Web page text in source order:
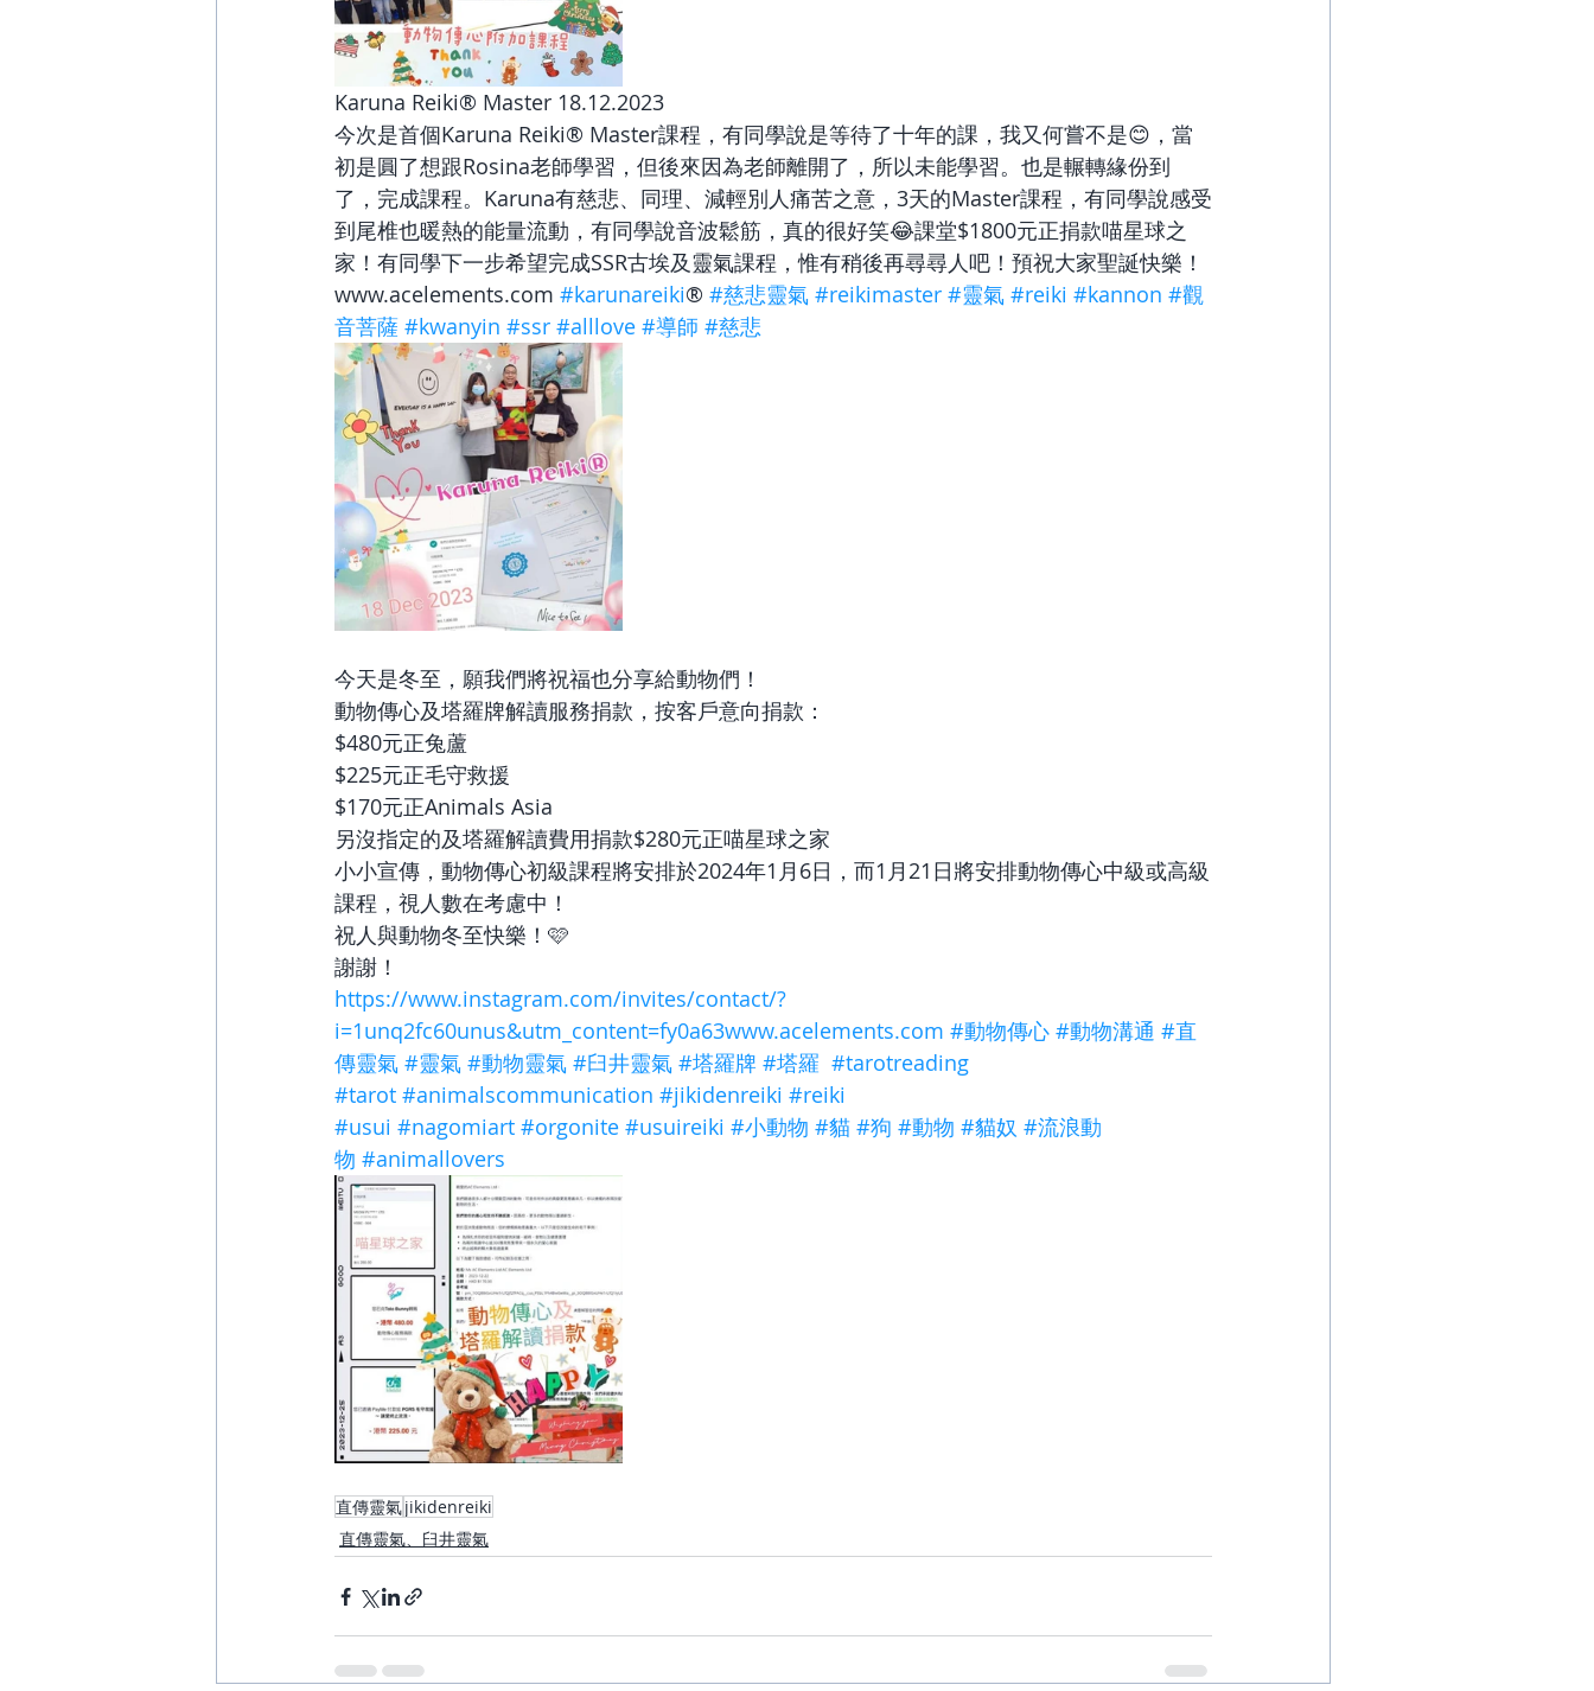
Karuna Reiki® Master 18.12.2023
今次是首個Karuna Reiki® Master課程，有同學說是等待了十年的課，我又何嘗不是😊，當
初是圓了想跟Rosina老師學習，但後來因為老師離開了，所以未能學習。也是輾轉緣份到
了，完成課程。Karuna有慈悲、同理、減輕別人痛苦之意，3天的Master課程，有同學說感受
到尾椎也暖熱的能量流動，有同學說音波鬆筋，真的很好笑😂課堂$1800元正捐款喵星球之
家！有同學下一步希望完成SSR古埃及靈氣課程，惟有稍後再尋尋人吧！預祝大家聖誕快樂！
www.acelements.com #karunareiki® #慈悲靈氣 #reikimaster #靈氣 #reiki #kannon #觀
音菩薩 #kwanyin #ssr #alllove #導師 #慈悲
今天是冬至，願我們將祝福也分享給動物們！
動物傳心及塔羅牌解讀服務捐款，按客戶意向捐款：
$480元正兔蘆
$225元正毛守救援
$170元正Animals Asia
另沒指定的及塔羅解讀費用捐款$280元正喵星球之家
小小宣傳，動物傳心初級課程將安排於2024年1月6日，而1月21日將安排動物傳心中級或高級
課程，視人數在考慮中！
祝人與動物冬至快樂！🩷
謝謝！
https://www.instagram.com/invites/contact/?
i=1unq2fc60unus&utm_content=fy0a63www.acelements.com #動物傳心 #動物溝通 #直
傳靈氣 #靈氣 #動物靈氣 #臼井靈氣 #塔羅牌 #塔羅 #tarotreading
#tarot #animalscommunication #jikidenreiki #reiki
#usui #nagomiart #orgonite #usuireiki #小動物 #貓 #狗 #動物 #貓奴 #流浪動
物 #animallovers
直傳靈氣jikidenreiki
直傳靈氣、臼井靈氣